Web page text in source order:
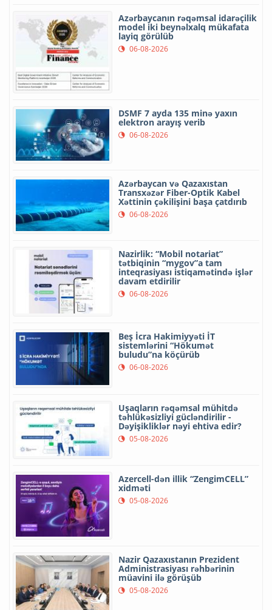
Azərbaycanın rəqəmsal idarəçilik
model iki beynəlxalq mükafata
layiq görülüb
06-08-2026
DSMF 7 ayda 135 minə yaxın
elektron arayış verib
06-08-2026
Azərbaycan və Qazaxıstan
Transxəzər Fiber-Optik Kabel
Xəttinin çəkilişini başa çatdırıb
06-08-2026
Nazirlik: “Mobil notariat”
tətbiqinin “mygov”a tam
inteqrasiyası istiqamətində işlər
davam etdirilir
06-08-2026
Beş İcra Hakimiyyəti İT
sistemlərini “Hökumət
buludu”na köçürüb
06-08-2026
Uşaqların rəqəmsal mühitdə
təhlükəsizliyi gücləndirilir -
Dəyişikliklər nəyi ehtiva edir?
05-08-2026
Azercell-dən illik “ZengimCELL”
xidməti
05-08-2026
Nazir Qazaxıstanın Prezident
Administrasiyası rəhbərinin
müavini ilə görüşüb
05-08-2026